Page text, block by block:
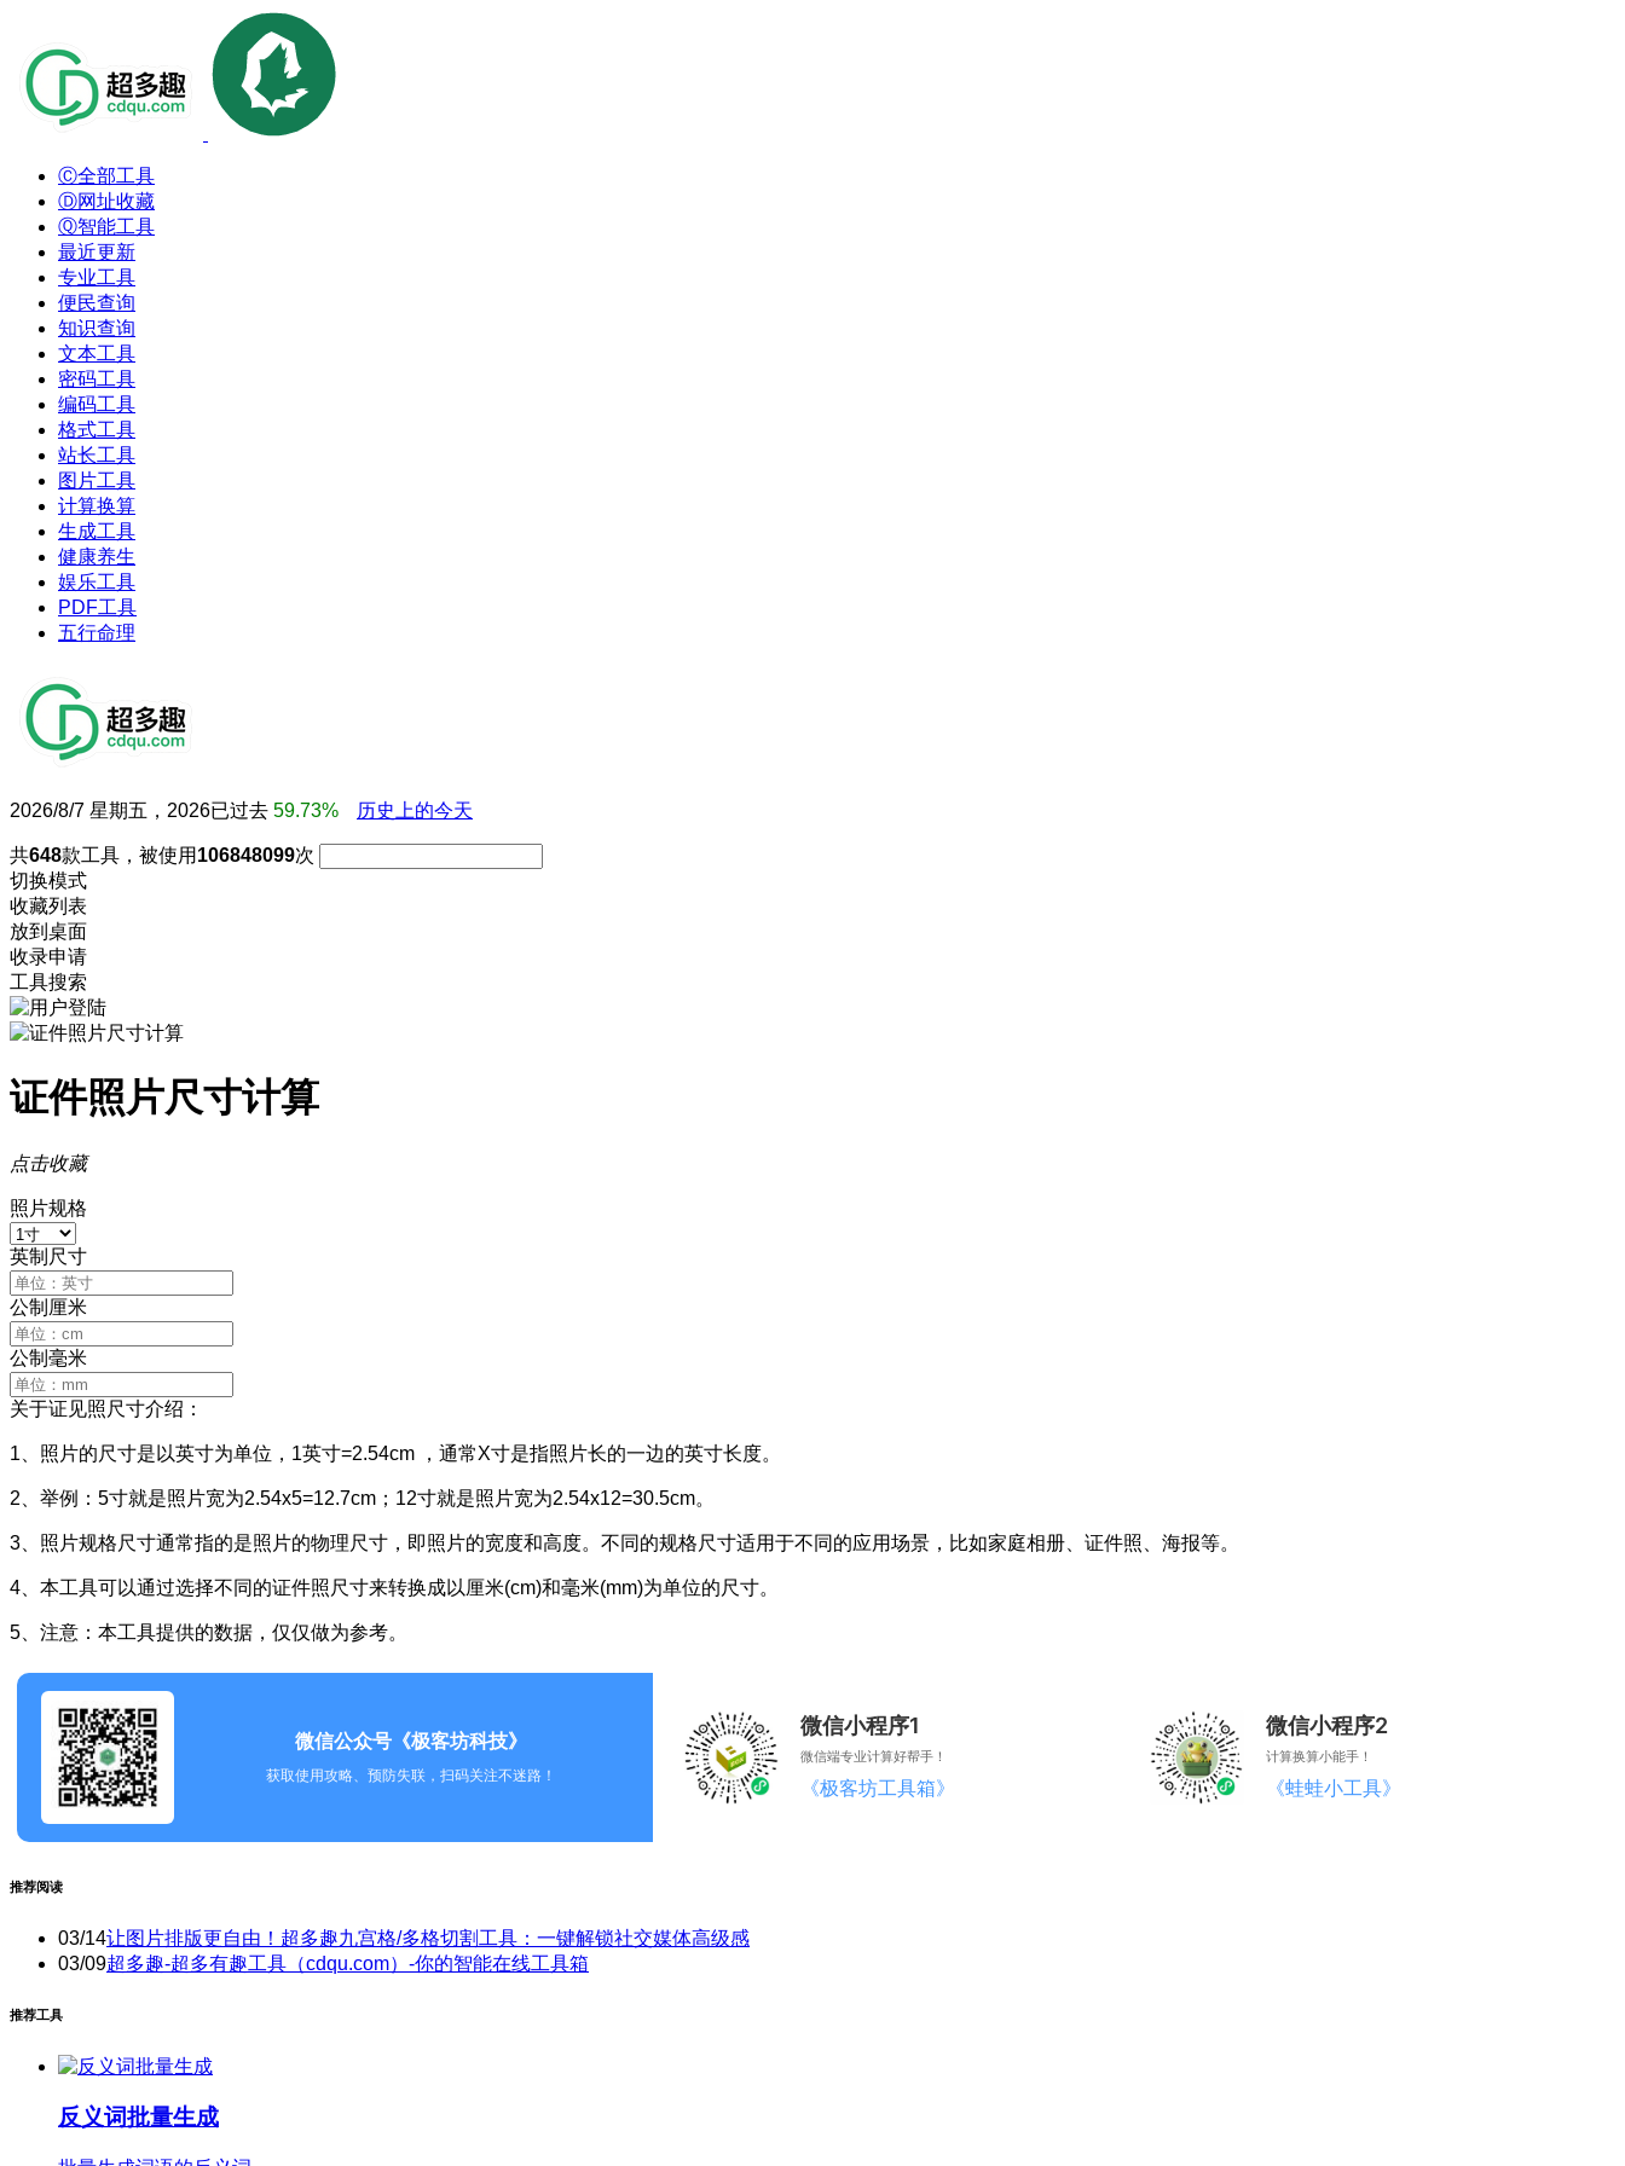
Ⓒ全部工具
Ⓓ网址收藏
Ⓠ智能工具
最近更新
专业工具
便民查询
知识查询
文本工具
密码工具
编码工具
格式工具
站长工具
图片工具
计算换算
生成工具
健康养生
娱乐工具
PDF工具
五行命理
2026/8/7 星期五，2026已过去 59.73% 历史上的今天
共648款工具，被使用 106848099次
切换模式
收藏列表
放到桌面
收录申请
工具搜索
证件照片尺寸计算
点击收藏
照片规格
英制尺寸
公制厘米
公制毫米
关于证见照尺寸介绍：
1、照片的尺寸是以英寸为单位，1英寸=2.54cm ，通常X寸是指照片长的一边的英寸长度。
2、举例：5寸就是照片宽为2.54x5=12.7cm；12寸就是照片宽为2.54x12=30.5cm。
3、照片规格尺寸通常指的是照片的物理尺寸，即照片的宽度和高度。不同的规格尺寸适用于不同的应用场景，比如家庭相册、证件照、海报等。
4、本工具可以通过选择不同的证件照尺寸来转换成以厘米(cm)和毫米(mm)为单位的尺寸。
5、注意：本工具提供的数据，仅仅做为参考。
微信公众号《极客坊科技》
获取使用攻略、预防失联，扫码关注不迷路！
微信小程序1
微信端专业计算好帮手！
《极客坊工具箱》
微信小程序2
计算换算小能手！
《蛙蛙小工具》
推荐阅读
03/14让图片排版更自由！超多趣九宫格/多格切割工具：一键解锁社交媒体高级感
03/09超多趣-超多有趣工具（cdqu.com）-你的智能在线工具箱
推荐工具
反义词批量生成